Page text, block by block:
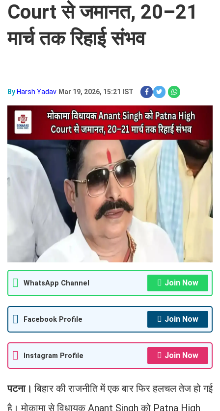
Court से जमानत, 20–21
मार्च तक रिहाई संभव
By Harsh Yadav Mar 19, 2026, 15:21 IST
WhatsApp Channel Join Now
Facebook Profile Join Now
Instagram Profile Join Now
पटना। बिहार की राजनीति में एक बार फिर हलचल तेज हो गई
है। मोकामा से विधायक Anant Singh को Patna High